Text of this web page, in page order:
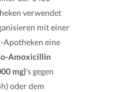
verwendet
mit einer
eine
Amoxicillin
mg)'s gegen
oder dem